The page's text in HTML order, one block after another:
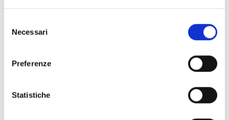
delNecessari
Preferenze
Statistiche
Altri link interessanti